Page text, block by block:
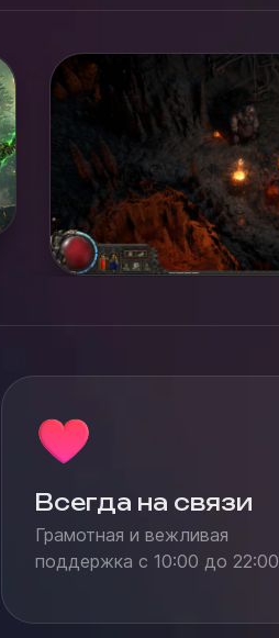
Всегда на связи
Грамотная и вежливая
поддержка с 10:00 до 22:00